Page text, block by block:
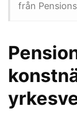
från